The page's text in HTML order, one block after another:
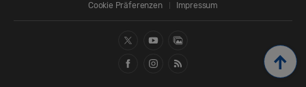
Cookie Präferenzen
Impressum